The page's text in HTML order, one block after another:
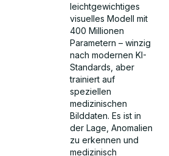
leichtgewichtiges
visuelles Modell mit
400 Millionen
Parametern – winzig
nach modernen KI-
Standards, aber
trainiert auf
speziellen
medizinischen
Bilddaten. Es ist in
der Lage, Anomalien
zu erkennen und
medizinisch